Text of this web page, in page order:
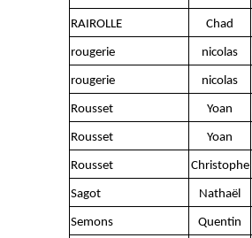
RAIROLLE Chad
rougerie nicolas
rougerie nicolas
Rousset Yoan
Rousset Yoan
Rousset Christophe
Sagot Nathaël
Semons Quentin